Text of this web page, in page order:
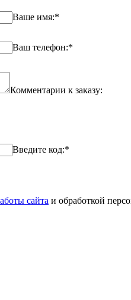
Ваше имя:*
Ваш телефон:*
Комментарии к заказу:
Введите код:*
сайта и обработкой